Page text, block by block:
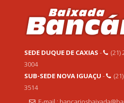
SEDE DUQUE DE CAXIAS -
(21)
3004
SUB-SEDE NOVA IGUAÇU -
3514